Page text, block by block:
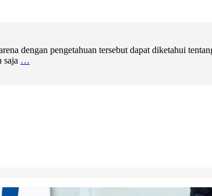
dengan pengetahuan tersebut dapat diketahui
saja …